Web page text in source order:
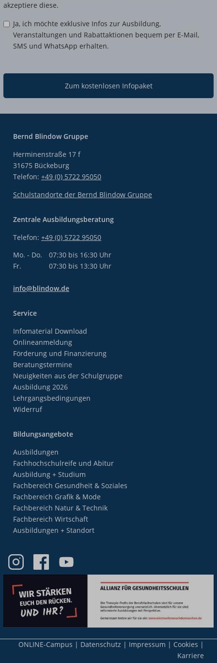
akzeptiere diese.
Ja, ich möchte exklusive Infos zur Ausbildung,
Veranstaltungen und Rabattaktionen bequem per E-Mail,
SMS und WhatsApp erhalten.
Zum kostenlosen Infopaket
Bernd Blindow Gruppe
Herminenstraße 17 f
31675 Bückeburg
Telefon: +49 (0) 5722 95050
Schulstandorte der Bernd Blindow Gruppe
Zentrale Ausbildungsberatung
Telefon: +49 (0) 5722 95050
Mo. - Do.
07:30 bis 16:30 Uhr
Fr.
07:30 bis 13:30 Uhr
info@blindow.de
Service
Infomaterial Download
Onlineanmeldung
Förderung und Finanzierung
Beratungstermine
Neuigkeiten aus der Schulgruppe
Ausbildung 2026
Lehrgangsbedingungen
Widerruf
Bildungsangebote
Ausbildungen
Fachhochschulreife und Abitur
Ausbildung + Studium
Fachbereich Gesundheit & Soziales
Fachbereich Grafik & Mode
Fachbereich Natur & Technik
Fachbereich Wirtschaft
Ausbildungen + Standort
Meta-
ONLINE-Campus Datenschutz Impressum
Cookies
Karriere